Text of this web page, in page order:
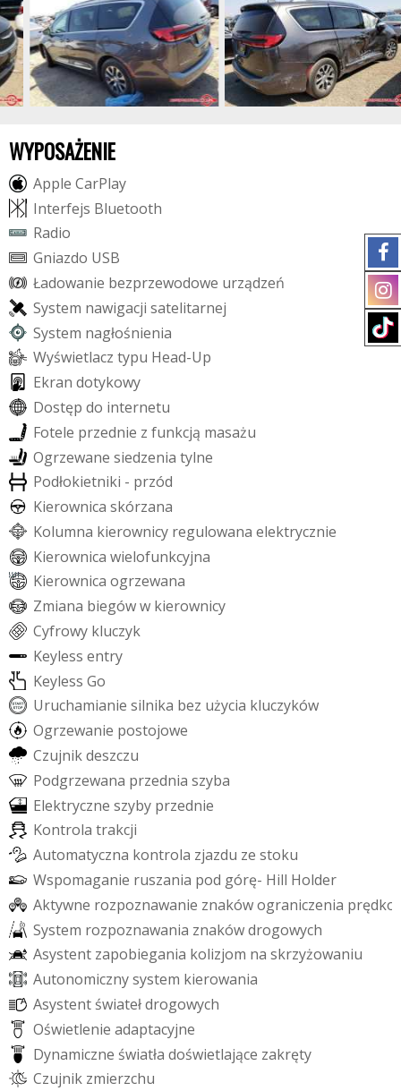
WYPOSAŻENIE
Apple CarPlay
Interfejs Bluetooth
Radio
Gniazdo USB
Ładowanie bezprzewodowe urządzeń
System nawigacji satelitarnej
System nagłośnienia
Wyświetlacz typu Head-Up
Ekran dotykowy
Dostęp do internetu
Fotele przednie z funkcją masażu
Ogrzewane siedzenia tylne
Podłokietniki - przód
Kierownica skórzana
Kolumna kierownicy regulowana elektrycznie
Kierownica wielofunkcyjna
Kierownica ogrzewana
Zmiana biegóww kierownicy
Cyfrowy kluczyk
Keyless entry
Keyless Go
Uruchamianie silnika bez użycia kluczyków
Ogrzewanie postojowe
Czujnikdeszczu
Podgrzewana przednia szyba
Elektryczne szyby przednie
Kontrola trakcji
Automatyczna kontrola zjazdu ze stoku
Wspomaganie ruszania pod górę- Hill Holder
Aktywne rozpoznawanie znakówograniczenia prędko
System rozpoznawania znakówdrogowych
Asystent zapobiegania kolizjom na skrzyżowaniu
Autonomicznysystem kierowania
Asystent światełdrogowych
Oświetlenie adaptacyjne
Dynamiczne światła doświetlające zakręty
Czujnik zmierzchu